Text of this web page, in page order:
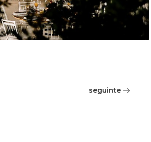
seguinte